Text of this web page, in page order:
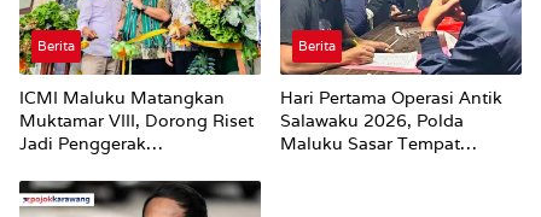
Berita
ICMI Maluku Matangkan
Muktamar VIII, Dorong Riset
Jadi Penggerak
Berita
Hari Pertama Operasi Antik
Salawaku 2026, Polda
Maluku Sasar Tempat